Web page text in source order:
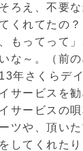
ろえ、不要
くれてたの
もってって
な～。（前
年さくらデ
サービスを
サービスの
ツや、頂い
してくれた